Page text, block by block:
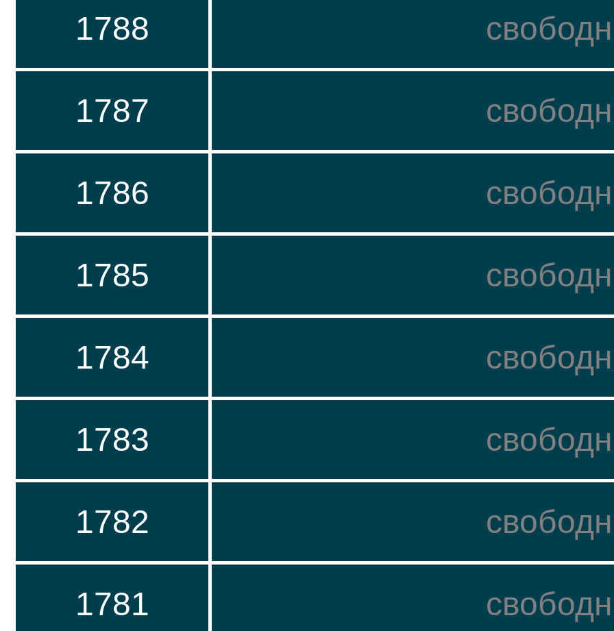
1788
1787
1786
1785
1784
1783
1782
1781